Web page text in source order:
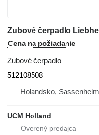
Cena na požiadanie
Zubové čerpadlo
512108508
Holandsko, Sassenheim
UCM Holland